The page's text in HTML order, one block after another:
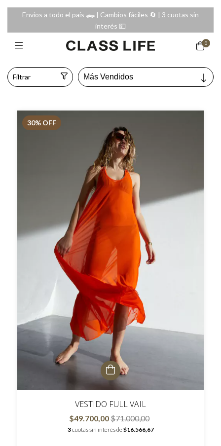
Envíos a todo el país 🛻 | Cambios fáciles 🔄️ | 3 cuotas sin
interés 💵
0
Filtrar
30% OFF
VESTIDO FULL VAIL
$49.700,00$71.000,00
3cuotas sin interés de$16.566,67